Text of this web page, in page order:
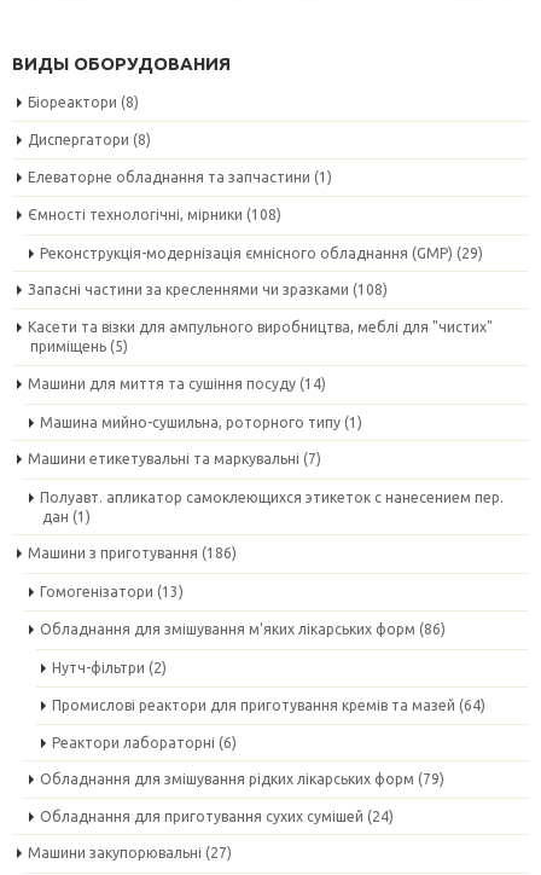
ВИДЫ ОБОРУДОВАНИЯ
Біореактори (8)
Диспергатори (8)
Елеваторне обладнання та запчастини (1)
Ємності технологічні, мірники (108)
Реконструкція-модернізація ємнісного обладнання (GMP) (29)
Запасні частини за кресленнями чи зразками (108)
Касети та візки для ампульного виробництва, меблі для "чистих"
приміщень (5)
Машини для миття та сушіння посуду (14)
Машина мийно-сушильна, роторного типу (1)
Машини етикетувальні та маркувальні (7)
Полуавт. апликатор самоклеющихся этикеток с нанесением пер.
дан (1)
Машини з приготування (186)
Гомогенізатори (13)
Обладнання для змішування м'яких лікарських форм (86)
Нутч-фільтри (2)
Промислові реактори для приготування кремів та мазей (64)
Реактори лабораторні (6)
Обладнання для змішування рідких лікарських форм (79)
Обладнання для приготування сухих сумішей (24)
Машини закупорювальні (27)